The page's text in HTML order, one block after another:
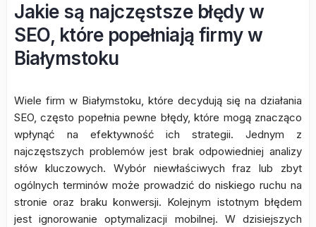
Jakie są najczęstsze błędy w
SEO, które popełniają firmy w
Białymstoku
Wiele firm w Białymstoku, które decydują się na działania
SEO, często popełnia pewne błędy, które mogą znacząco
wpłynąć na efektywność ich strategii. Jednym z
najczęstszych problemów jest brak odpowiedniej analizy
słów kluczowych. Wybór niewłaściwych fraz lub zbyt
ogólnych terminów może prowadzić do niskiego ruchu na
stronie oraz braku konwersji. Kolejnym istotnym błędem
jest ignorowanie optymalizacji mobilnej. W dzisiejszych